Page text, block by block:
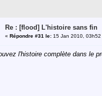
Re : [flood] L'histoire sans fin
« Répondre #31 le: 15 Jan 2010, 03h52
l'histoire complète dans le